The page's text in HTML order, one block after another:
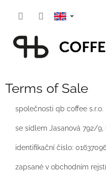
Terms of Sale
společnosti qb coffee s.r.o.
se sídlem Jasanová 792/9,
identifikační číslo:
zapsané v obchodním